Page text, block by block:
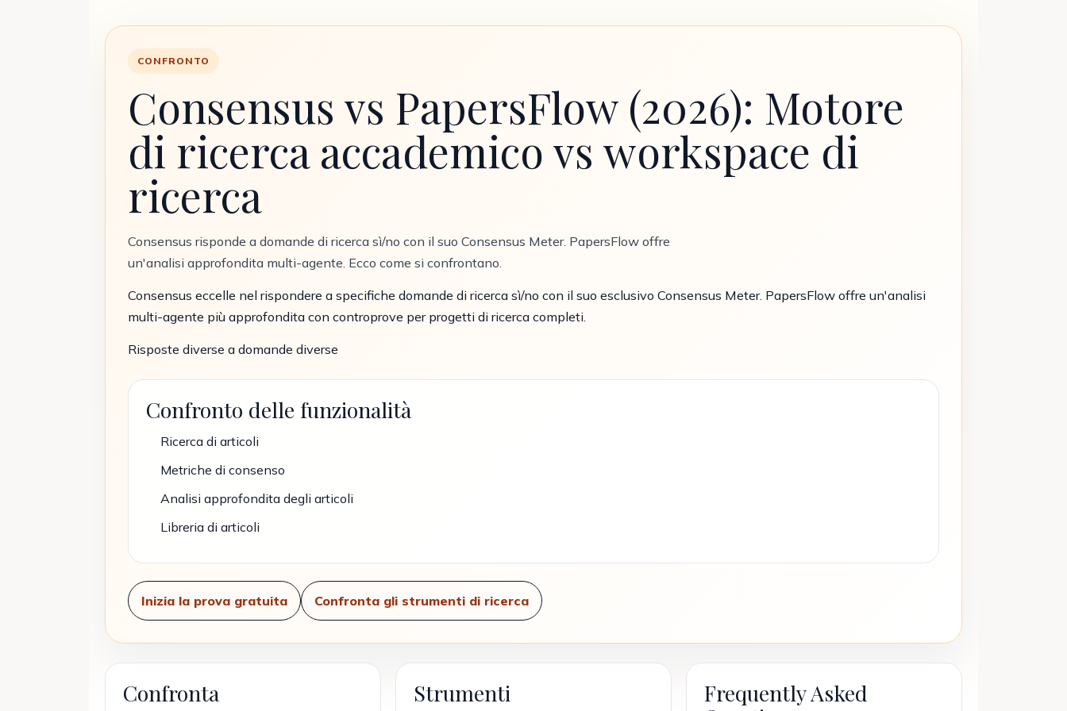
CONFRONTO
Consensus vs PapersFlow (2026): Motore
di ricerca accademico vs workspace di
ricerca
Consensus risponde a domande di ricerca sì/no con il suo Consensus Meter. PapersFlow offre
un'analisi approfondita multi-agente. Ecco come si confrontano.
Consensus eccelle nel rispondere a specifiche domande di ricerca sì/no con il suo esclusivo Consensus Meter. PapersFlow offre un'analisi
multi-agente più approfondita con controprove per progetti di ricerca completi.
Risposte diverse a domande diverse
Confronto delle funzionalità
Ricerca di articoli
Metriche di consenso
Analisi approfondita degli articoli
Libreria di articoli
Inizia la prova gratuita Confronta gli strumenti di ricerca
Confronta Strumenti
Frequently Asked